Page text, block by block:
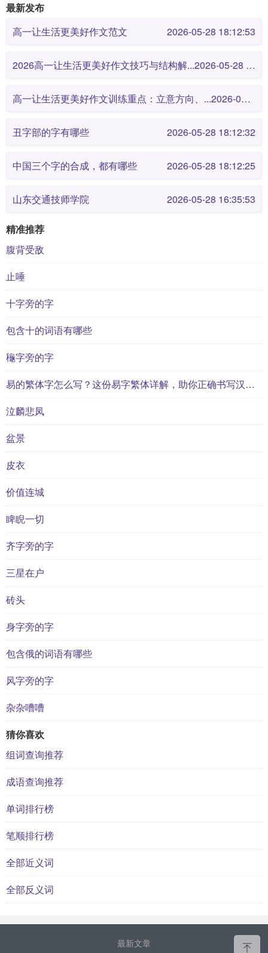
最新发布
高一让生活更美好作文范文
2026-05-28 18:12:53
2026高一让生活更美好作文技巧与结构解... 2026-05-28 18:12:46
高一让生活更美好作文训练重点：立意方向、... 2026-05-28 18:12:38
丑字部的字有哪些 2026-05-28 18:12:32
中国三个字的合成，都有哪些 2026-05-28 18:12:25
山东交通技师学院 2026-05-28 16:35:53
精准推荐
腹背受敌
止唾
十字旁的字
包含十的词语有哪些
龝字旁的字
易的繁体字怎么写？这份易字繁体详解，助你正确书写汉字_汉字繁体学习
泣麟悲凤
盆景
皮衣
价值连城
睥睨一切
齐字旁的字
三星在户
砖头
身字旁的字
包含俄的词语有哪些
风字旁的字
杂杂嘈嘈
猜你喜欢
组词查询推荐
成语查询推荐
单词排行榜
笔顺排行榜
全部近义词
全部反义词
最新文章